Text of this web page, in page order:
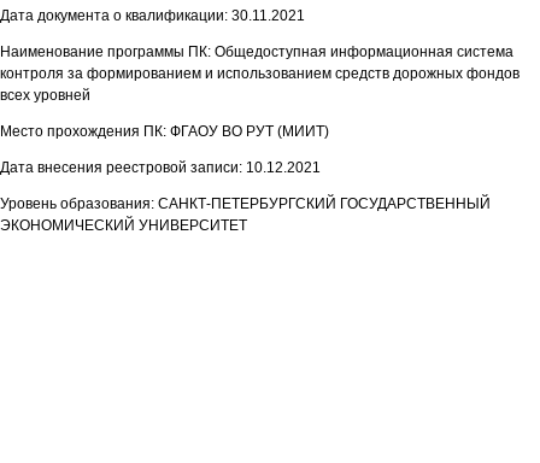
Дата документа о квалификации: 30.11.2021
Наименование программы ПК: Общедоступная информационная система
контроля за формированием и использованием средств дорожных фондов
всех уровней
Место прохождения ПК: ФГАОУ ВО РУТ (МИИТ)
Дата внесения реестровой записи: 10.12.2021
Уровень образования: САНКТ-ПЕТЕРБУРГСКИЙ ГОСУДАРСТВЕННЫЙ
ЭКОНОМИЧЕСКИЙ УНИВЕРСИТЕТ